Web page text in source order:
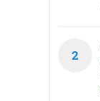
2